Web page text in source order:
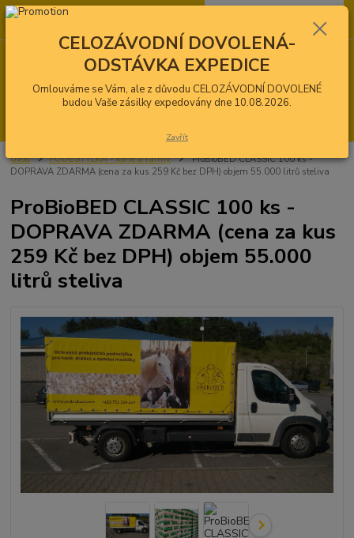
0,00 Kč
Úvod PODESTÝLKA - koně a farmy
ProBioBED CLASSIC 100 ks -
DOPRAVA ZDARMA (cena za kus 259 Kč bez DPH) objem 55.000 litrů steliva
ProBioBED CLASSIC 100 ks -
DOPRAVA ZDARMA (cena za kus
259 Kč bez DPH) objem 55.000
litrů steliva
CELOZÁVODNÍ DOVOLENÁ-
ODSTÁVKA EXPEDICE
Omlouváme se Vám, ale z důvodu CELOZÁVODNÍ DOVOLENÉ
budou Vaše zásilky expedovány dne 10.08.2026.
Zavřít